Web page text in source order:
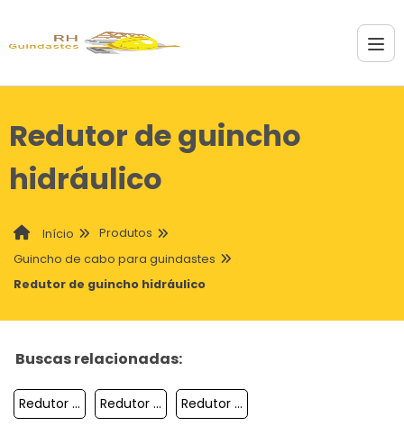
Redutor de guincho
hidráulico
Início
Produtos
Guincho de cabo para guindastes
Redutor de guincho hidráulico
Buscas relacionadas:
Redutor De Guincho Hidráulico Redutor De Guincho Redutor Para Guincho Plataforma